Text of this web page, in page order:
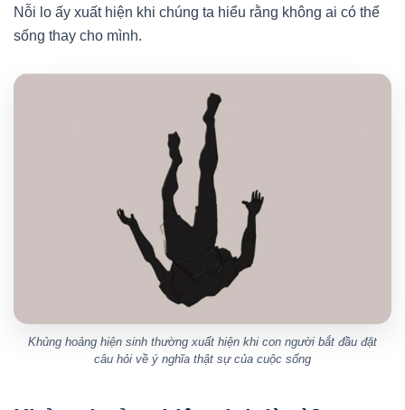
Nỗi lo ấy xuất hiện khi chúng ta hiểu rằng không ai có thể
sống thay cho mình.
Khủng hoảng hiện sinh thường xuất hiện khi con người bắt đầu đặt
câu hỏi về ý nghĩa thật sự của cuộc sống